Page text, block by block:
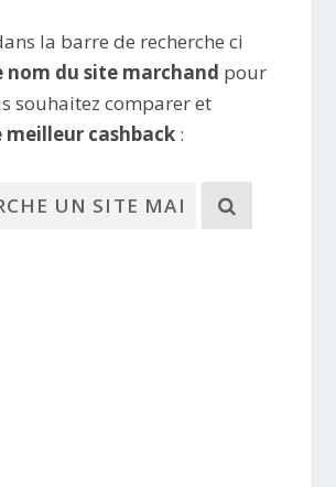
la barre de recherche ci
nom du site marchand pour
souhaitez comparer et
cashback :